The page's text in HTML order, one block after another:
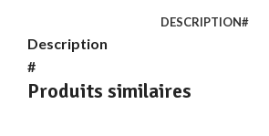
DESCRIPTION#
Description
#
Produits similaires